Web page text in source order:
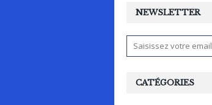
NEWSLETTER
CATÉGORIES